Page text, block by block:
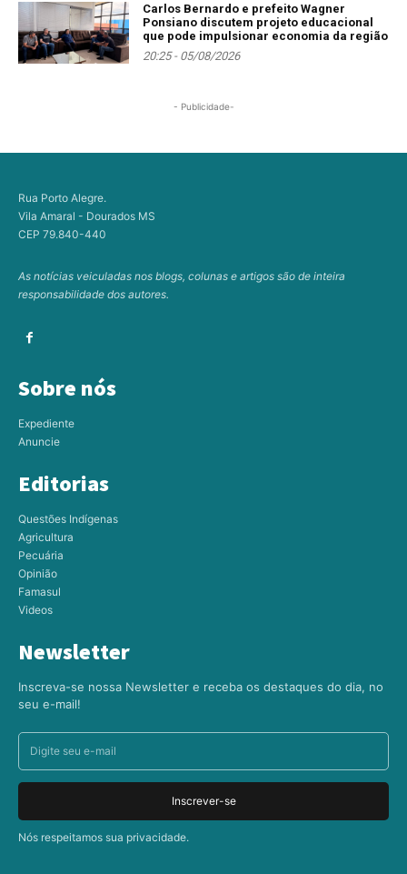
Carlos Bernardo e prefeito Wagner
Ponsiano discutem projeto educacional
que pode impulsionar economia da região
20:25 - 05/08/2026
- Publicidade-
Rua Porto Alegre.
Vila Amaral - Dourados MS
CEP 79.840-440
As notícias veiculadas nos blogs, colunas e artigos são de inteira
responsabilidade dos autores.
Sobre nós
Expediente
Anuncie
Editorias
Questões Indígenas
Agricultura
Pecuária
Opinião
Famasul
Videos
Newsletter
Inscreva-se nossa Newsletter e receba os destaques do dia, no
seu e-mail!
Inscrever-se
Nós respeitamos sua privacidade.